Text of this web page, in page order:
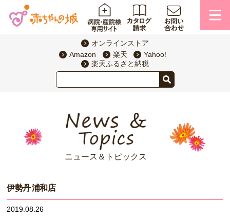
オンラインストア
Amazon
楽天
Yahoo!
楽天ふるさと納税
ニュース＆トピックス
伊勢丹 浦和店
2019.08.26